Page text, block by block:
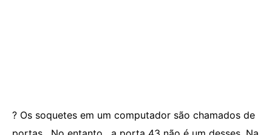
? Os soquetes em um computador são chamados de